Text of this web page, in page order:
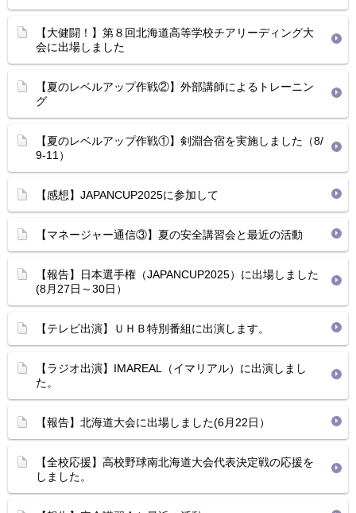
【大健闘！】第８回北海道高等学校チアリーディング大
会に出場しました
【夏のレベルアップ作戦②】外部講師によるトレーニン
グ
【夏のレベルアップ作戦①】剣淵合宿を実施しました（8/
9-11）
【感想】JAPANCUP2025に参加して
【マネージャー通信③】夏の安全講習会と最近の活動
【報告】日本選手権（JAPANCUP2025）に出場しました
(8月27日～30日）
【テレビ出演】ＵＨＢ特別番組に出演します。
【ラジオ出演】IMAREAL（イマリアル）に出演しまし
た。
【報告】北海道大会に出場しました(6月22日）
【全校応援】高校野球南北海道大会代表決定戦の応援を
しました。